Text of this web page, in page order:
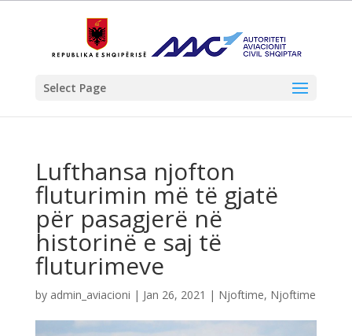
Select Page
Lufthansa njofton
fluturimin më të gjatë
për pasagjerë në
historinë e saj të
fluturimeve
by admin_aviacioni | Jan 26, 2021 | Njoftime, Njoftime